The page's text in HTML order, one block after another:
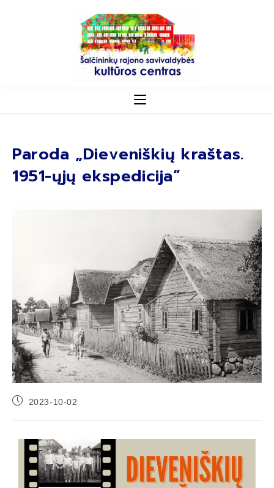
Paroda „Dieveniškių kraštas.
1951-ųjų ekspedicija“
2023-10-02